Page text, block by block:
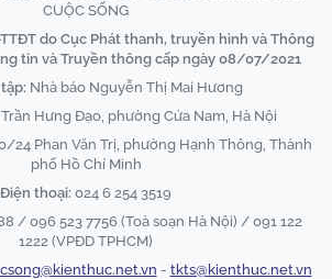
CUỘC SỐNG
do Cục Phát thanh, truyền hình và Thông
tin và Truyền thông cấp ngày 08/07/2021
Nhà báo Nguyễn Thị Mai Hương
Hưng Đạo, phường Cửa Nam, Hà Nội
24 Phan Văn Trị, phường Hạnh Thông, Thành
phố Hồ Chí Minh
Điện thoại: 024 6 254 3519
/ 096 523 7756 (Toà soạn Hà Nội) / 091 122
1222 (VPĐD TPHCM)
- tkts@kienthuc.net.vn